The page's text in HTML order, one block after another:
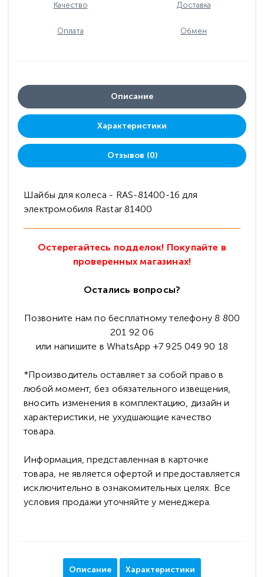
Качество Доставка
Оплата Обмен
Описание
Характеристики
Отзывов (0)
Шайбы для колеса - RAS-81400-16 для
электромобиля Rastar 81400
Остерегайтесь подделок! Покупайте в
проверенных магазинах!
Остались вопросы?
Позвоните нам по бесплатному телефону 8 800
201 92 06
или напишите в WhatsApp +7 925 049 90 18
*Производитель оставляет за собой право в
любой момент, без обязательного извещения,
вносить изменения в комплектацию, дизайн и
характеристики, не ухудшающие качество
товара.
Информация, представленная в карточке
товара, не является офертой и предоставляется
исключительно в ознакомительных целях. Все
условия продажи уточняйте у менеджера.
Описание Характеристики